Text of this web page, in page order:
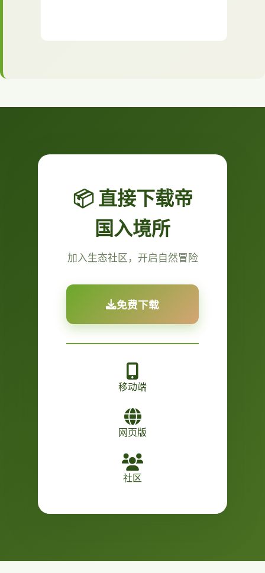
📦 直接下载帝
国入境所
加入生态社区，开启自然冒险
免费下载
移动端
网页版
社区